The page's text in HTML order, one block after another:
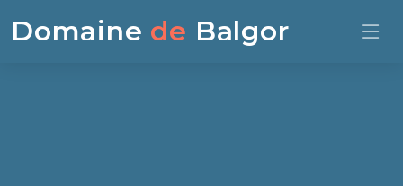
Domaine de Balgor